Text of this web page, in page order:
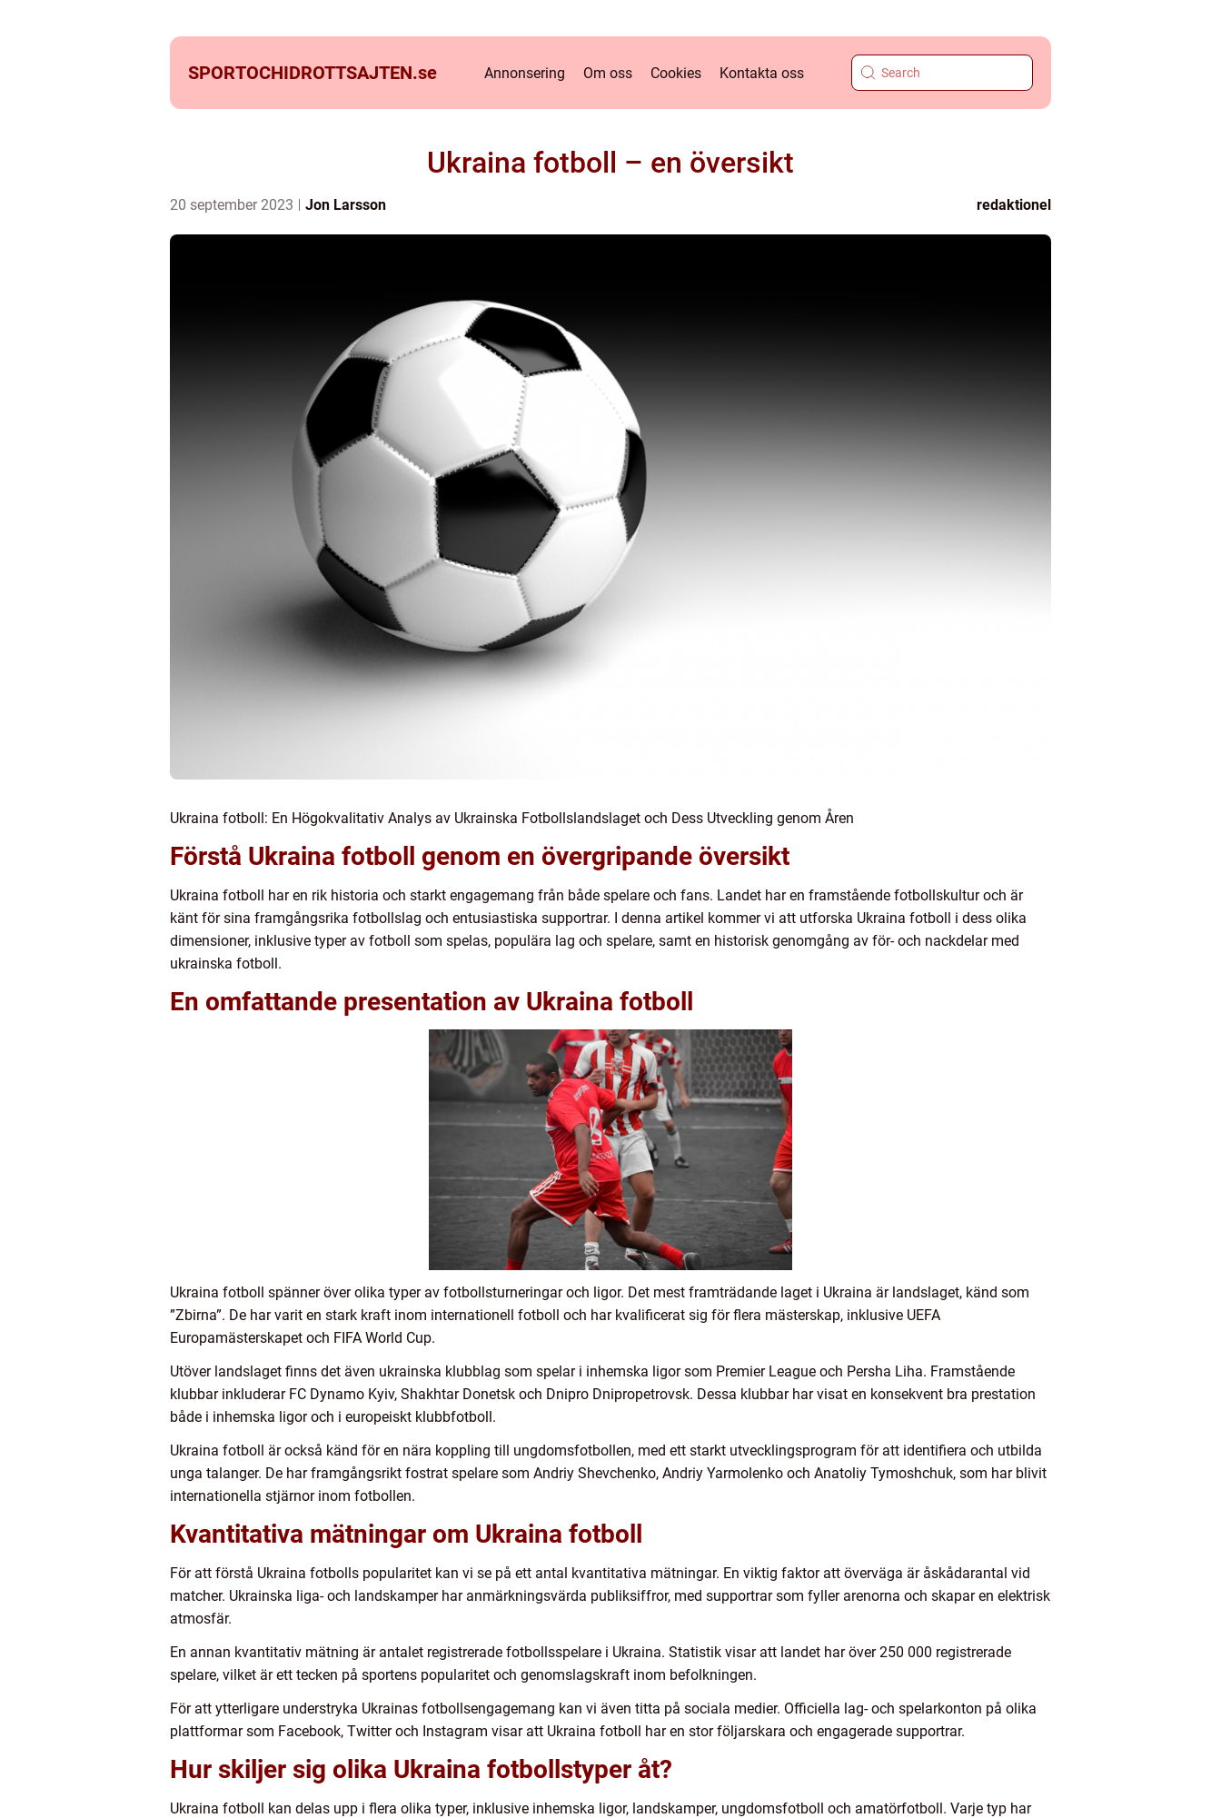
SPORTOCHIDROTTSAJTEN.se Annonsering Om oss Cookies Kontakta oss
Ukraina fotboll – en översikt
20 september 2023 Jon Larsson redaktionel
Ukraina fotboll: En Högokvalitativ Analys av Ukrainska Fotbollslandslaget och Dess Utveckling genom Åren
Förstå Ukraina fotboll genom en övergripande översikt
Ukraina fotboll har en rik historia och starkt engagemang från både spelare och fans. Landet har en framstående fotbollskultur och är
känt för sina framgångsrika fotbollslag och entusiastiska supportrar. I denna artikel kommer vi att utforska Ukraina fotboll i dess olika
dimensioner, inklusive typer av fotboll som spelas, populära lag och spelare, samt en historisk genomgång av för- och nackdelar med
ukrainska fotboll.
En omfattande presentation av Ukraina fotboll
Ukraina fotboll spänner över olika typer av fotbollsturneringar och ligor. Det mest framträdande laget i Ukraina är landslaget, känd som
”Zbirna”. De har varit en stark kraft inom internationell fotboll och har kvalificerat sig för flera mästerskap, inklusive UEFA
Europamästerskapet och FIFA World Cup.
Utöver landslaget finns det även ukrainska klubblag som spelar i inhemska ligor som Premier League och Persha Liha. Framstående
klubbar inkluderar FC Dynamo Kyiv, Shakhtar Donetsk och Dnipro Dnipropetrovsk. Dessa klubbar har visat en konsekvent bra prestation
både i inhemska ligor och i europeiskt klubbfotboll.
Ukraina fotboll är också känd för en nära koppling till ungdomsfotbollen, med ett starkt utvecklingsprogram för att identifiera och utbilda
unga talanger. De har framgångsrikt fostrat spelare som Andriy Shevchenko, Andriy Yarmolenko och Anatoliy Tymoshchuk, som har blivit
internationella stjärnor inom fotbollen.
Kvantitativa mätningar om Ukraina fotboll
För att förstå Ukraina fotbolls popularitet kan vi se på ett antal kvantitativa mätningar. En viktig faktor att överväga är åskådarantal vid
matcher. Ukrainska liga- och landskamper har anmärkningsvärda publiksiffror, med supportrar som fyller arenorna och skapar en elektrisk
atmosfär.
En annan kvantitativ mätning är antalet registrerade fotbollsspelare i Ukraina. Statistik visar att landet har över 250 000 registrerade
spelare, vilket är ett tecken på sportens popularitet och genomslagskraft inom befolkningen.
För att ytterligare understryka Ukrainas fotbollsengagemang kan vi även titta på sociala medier. Officiella lag- och spelarkonton på olika
plattformar som Facebook, Twitter och Instagram visar att Ukraina fotboll har en stor följarskara och engagerade supportrar.
Hur skiljer sig olika Ukraina fotbollstyper åt?
Ukraina fotboll kan delas upp i flera olika typer, inklusive inhemska ligor, landskamper, ungdomsfotboll och amatörfotboll. Varje typ har